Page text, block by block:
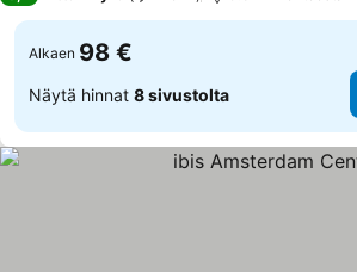
Alkaen 98 €
Näytä hinnat 8 sivustolta